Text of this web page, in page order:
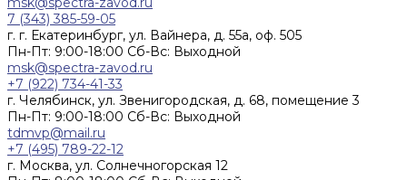
7 (343) 385-59-05
г. г. Екатеринбург, ул. Вайнера, д. 55а, оф. 505
Пн-Пт: 9:00-18:00 Cб-Вс: Выходной
msk@spectra-zavod.ru
+7 (922) 734-41-33
г. Челябинск, ул. Звенигородская, д. 68, помещение 3
Пн-Пт: 9:00-18:00 Cб-Вс: Выходной
tdmvp@mail.ru
+7 (495) 789-22-12
г. Москва, ул. Солнечногорская 12